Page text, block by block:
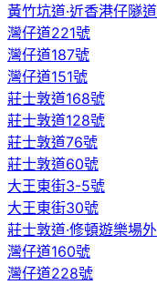
黃竹坑道·近香港仔隧
灣仔道221號
灣仔道187號
灣仔道151號
莊士敦道168號
莊士敦道128號
莊士敦道76號
莊士敦道60號
大王東街3-5號
大王東街30號
莊士敦道·修頓遊樂場外
灣仔道160號
灣仔道228號